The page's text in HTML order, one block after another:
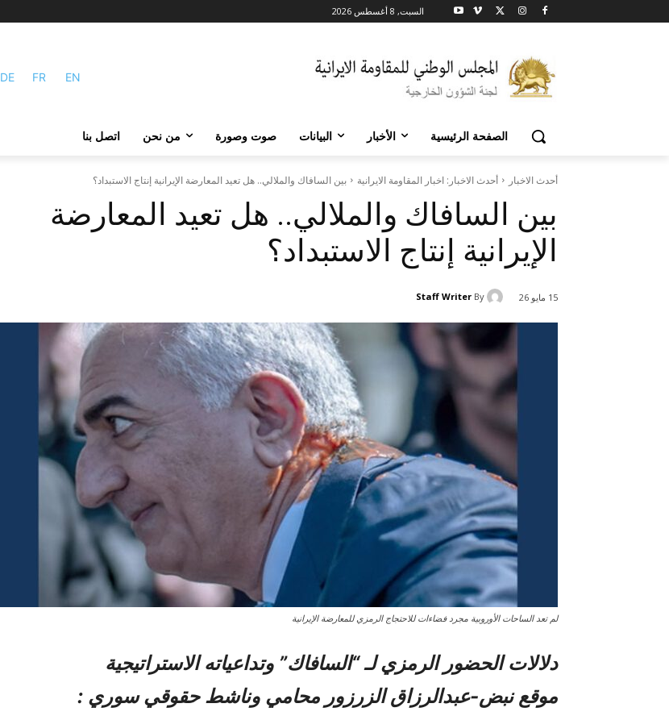
السبت, 8 أغسطس 2026
DE FR EN
الصفحة الرئيسية الأخبار البيانات صوت وصورة من نحن اتصل بنا
أحدث الاخبار أحدث الاخبار: اخبار المقاومة الايرانية بين السافاك والملالي.. هل تعيد المعارضة الإيرانية إنتاج الاستبداد؟
بين السافاك والملالي.. هل تعيد المعارضة
الإيرانية إنتاج الاستبداد؟
15 مايو 26 By
Staff Writer
لم تعد الساحات الأوروبية مجرد فضاءات للاحتجاج الرمزي للمعارضة الإيرانية
دلالات الحضور الرمزي لـ “السافاك” وتداعياته الاستراتيجية
موقع نبض-عبدالرزاق الزرزور محامي وناشط حقوقي سوري :